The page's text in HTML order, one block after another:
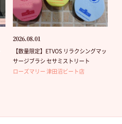
2026.08.01
【数量限定】ETVOS リラクシングマッ
サージブラシ セサミストリート
ローズマリー 津田沼ビート店